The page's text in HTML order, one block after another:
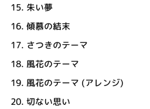
15. 朱い夢
16. 傾慕の結末
17. さつきのテーマ
18. 風花のテーマ
19. 風花のテーマ (アレンジ)
20. 切ない思い